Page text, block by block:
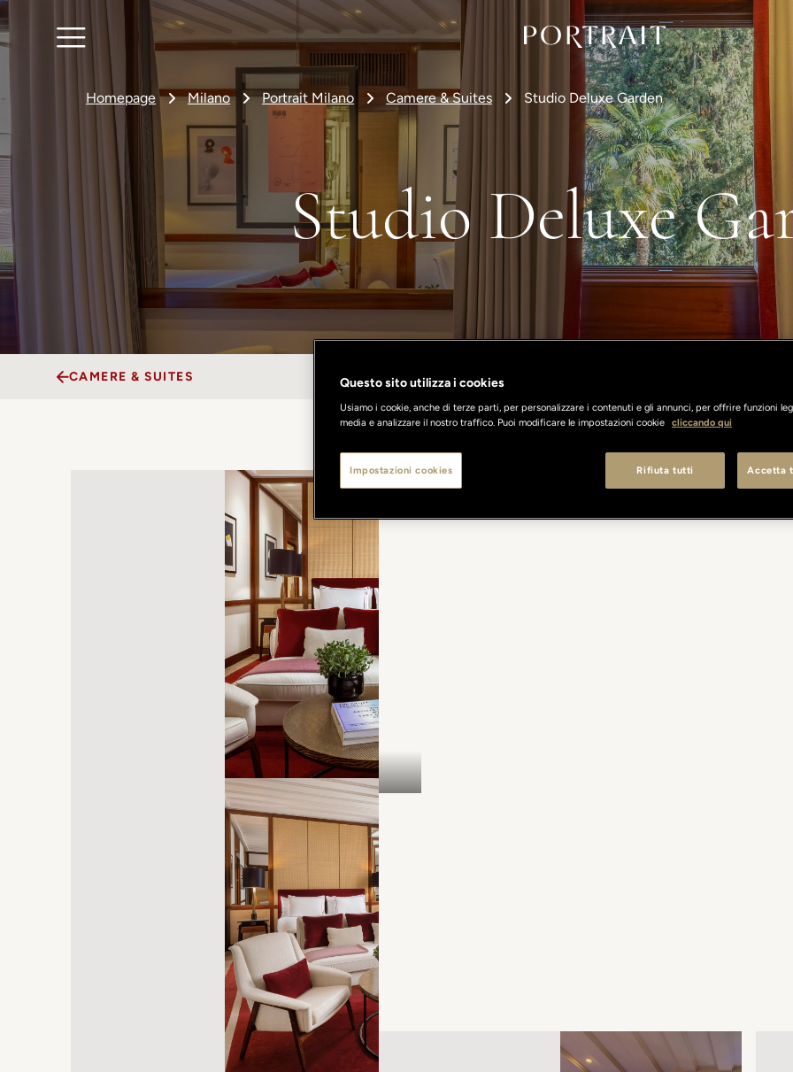
Homepage Milano Portrait Milano Camere & Suites Studio Deluxe Garden
Studio Deluxe
CAMERE & SUITES Questo sito utilizza i cookies
Usiamo i cookie, anche di terze parti, per personalizzare i contenuti e gli annunci, per offrire funzioni
media e analizzare il nostro traffico. Puoi modificare le impostazioni cookie cliccando qui
Rifiuta tutti Accetta
Impostazioni cookies